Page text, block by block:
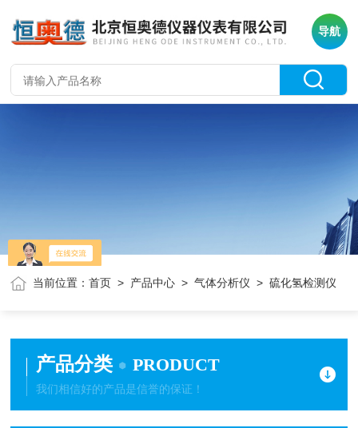
导航
当前位置：首页 > 产品中心 >气体分析仪 > 硫化氢检测仪
产品分类 PRODUCT
我们相信好的产品是信誉的保证！